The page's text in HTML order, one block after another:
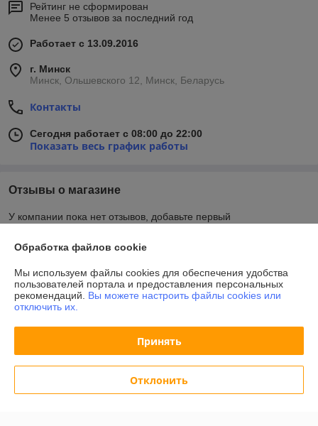
Рейтинг не сформирован
Менее 5 отзывов за последний год
Работает с 13.09.2016
г. Минск
Минск, Ольшевского 12, Минск, Беларусь
Контакты
Сегодня работает с 08:00 до 22:00
Показать весь график работы
Отзывы о магазине
У компании пока нет отзывов, добавьте первый
Контакты
Доставка и оплата
График работы
Полная версия сайта
Обработка файлов cookie
Мы используем файлы cookies для обеспечения удобства
пользователей портала и предоставления персональных
рекомендаций. Вы можете настроить файлы cookies или
отключить их.
Принять
Отклонить